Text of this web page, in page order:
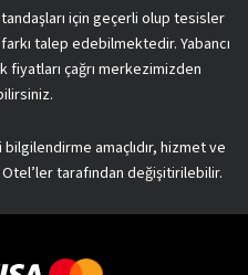
için geçerli olup tesisler
talep edebilmektedir. Yabancı
çağrı merkezimizden
amaçlıdır, hizmet ve
tarafından değişitirilebilir.